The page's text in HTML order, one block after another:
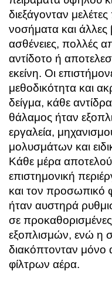
διεξάγονταν
νοσήματα και άλλες
ασθένειες, πολλές
αντίδοτο ή
εκείνη. Οι
μεθοδικότητα και
δείγμα, κάθε
θάλαμος ήταν
εργαλεία,
μολυσμάτων και
Κάθε μέρα
επιστημονική
και τον προσωπικό
ήταν αυστηρά
σε
εξοπλισμών, ενώ η
διακόπτονταν μόνο
φίλτρων αέρα.